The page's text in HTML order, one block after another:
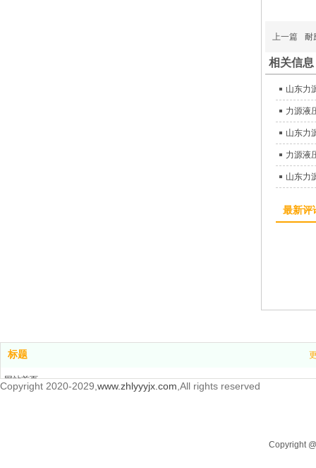
上一篇 耐
相关信息
山东力
力源液
山东力
力源液
最新评
标题
网站首页
Copyright 2020-2029, www.zhlyyyjx.com ,All rights reserved
Copyright